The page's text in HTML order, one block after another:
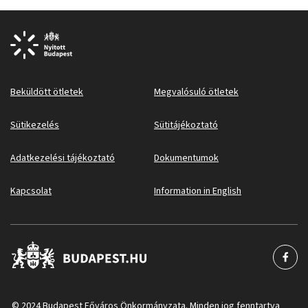
Beküldött ötletek Megvalósuló ötletek
Sütikezelés Sütitájékoztató
Adatkezelési tájékoztató Dokumentumok
Kapcsolat Information in English